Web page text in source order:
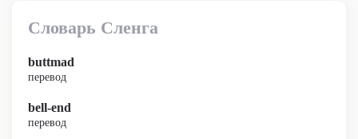
Словарь Сленга
buttmad
перевод
bell-end
перевод